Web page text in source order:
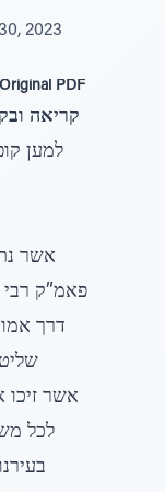
2023
PDF
קריאה
למען
אשר
פאמ”ק רבי
דרך
אשר זיכו
לכל